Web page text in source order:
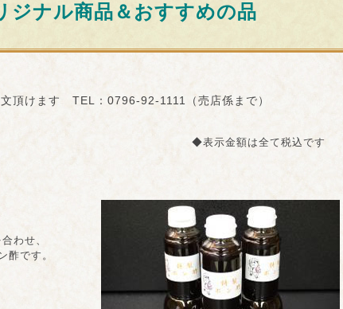
ジナル商品＆おすすめの品
頂けます TEL：0796-92-1111（売店係まで）
◆表示金額は全て税込です
わせ、
です。